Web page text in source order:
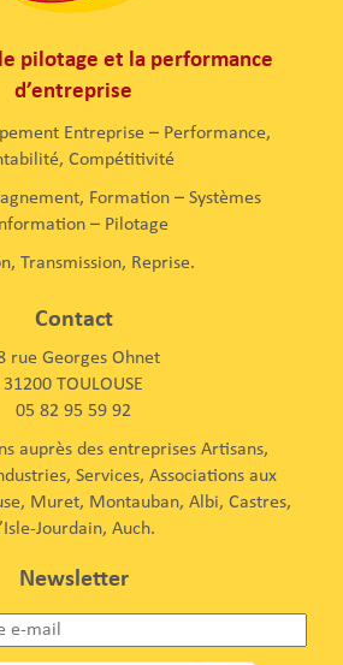
pilotage et la performance
d’entreprise
Entreprise – Performance,
Compétitivité
Formation – Systèmes
– Pilotage
Transmission, Reprise.
Contact
rue Georges Ohnet
31200 TOULOUSE
05 82 95 59 92
auprès des entreprises Artisans,
Services, Associations aux
Muret, Montauban, Albi, Castres,
Jourdain, Auch.
Newsletter